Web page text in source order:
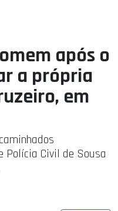
após o
a própria
em
Polícia Civil de Sousa